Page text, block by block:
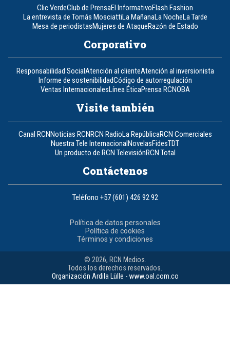
Clic VerdeClub de PrensaEl InformativoFlash Fashion
La entrevista de Tomás MosciattiLa MañanaLa NocheLa Tarde
Mesa de periodistasMujeres de AtaqueRazón de Estado
Corporativo
Responsabilidad SocialAtención al clienteAtención al inversionista
Informe de sostenibilidadCódigo de autorregulación
Ventas InternacionalesLínea ÉticaPrensa RCNOBA
Visite también
Canal RCN Noticias RCN RCN RadioLa RepúblicaRCN Comerciales
Nuestra Tele Internacional NovelasFidesTDT
Un producto de RCN TelevisiónRCN Total
Contáctenos
Teléfono +57 (601) 426 92 92
Política de datos personales
Política de cookies
Términos y condiciones
© 2026, RCN Medios.
Todos los derechos reservados.
Organización Ardila Lülle - www.oal.com.co